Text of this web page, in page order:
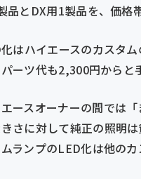
品とDX用1製品を、価格
はハイエースのカスタ
ーツ代も2,300円からと
ースオーナーの間では
さに対して純正の照明
ランプのLED化は他の